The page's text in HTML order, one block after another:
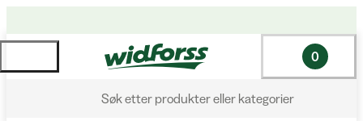
Søk etter produkter eller kategorier
0